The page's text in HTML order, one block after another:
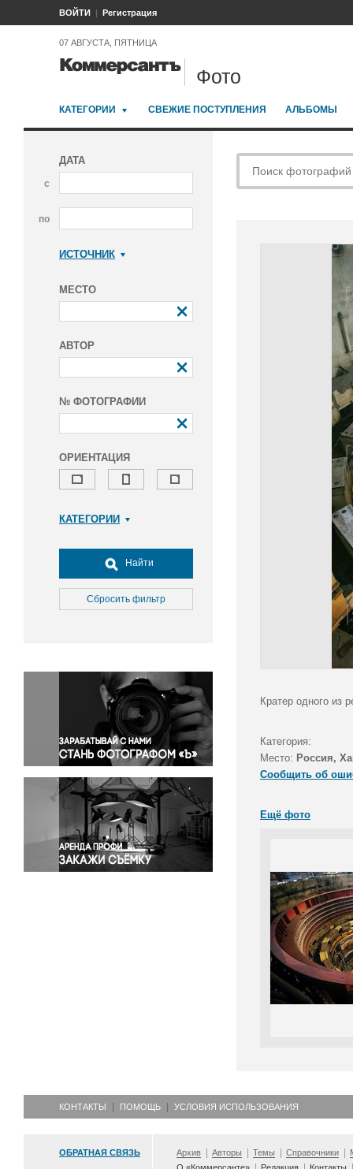
ВОЙТИ Регистрация
07 АВГУСТА, ПЯТНИЦА
Фото
КАТЕГОРИИ СВЕЖИЕ ПОСТУПЛЕНИЯ АЛЬБОМЫ
ДАТА
с
по
ИСТОЧНИК
МЕСТО
АВТОР
№ ФОТОГРАФИИ
ОРИЕНТАЦИЯ
КАТЕГОРИИ
Досуг, туризм и отдых
Культура
Медицина
Окружающая среда
Политика
Правосудие
Происшествия и конфликты
Религия
Светская жизнь
Спорт
Экология
Экономика и бизнес
Найти
Сбросить фильтр
Кратер одного из
Категория:
Место: Россия,
Сообщить об
Ещё фото
КОНТАКТЫ ПОМОЩЬ УСЛОВИЯ ИСПОЛЬЗОВАНИЯ
ОБРАТНАЯ СВЯЗЬ Архив Авторы Темы Справочники